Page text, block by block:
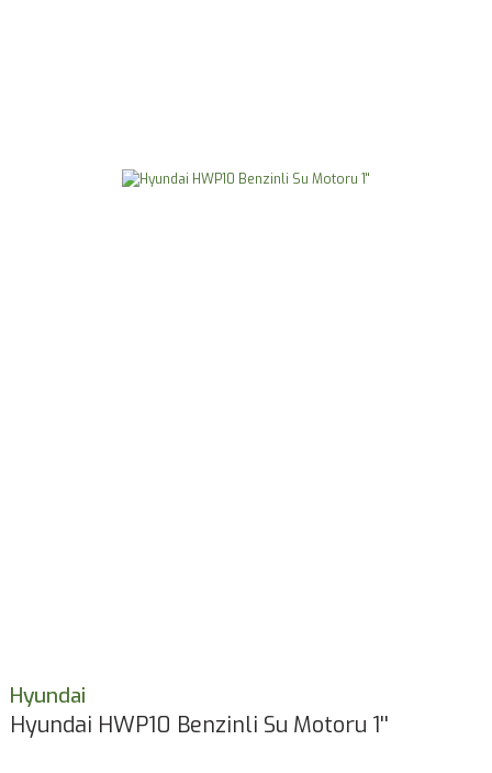
Hyundai
Hyundai HWP10 Benzinli Su Motoru 1''